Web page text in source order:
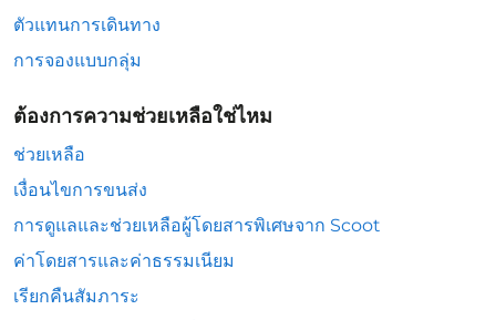
ตัวแทนการเดินทาง
การจองแบบกลุ่ม
ต้องการความช่วยเหลือใช่ไหม
ช่วยเหลือ
เงื่อนไขการขนส่ง
การดูแลและช่วยเหลือผู้โดยสารพิเศษจาก Scoot
ค่าโดยสารและค่าธรรมเนียม
เรียกคืนสัมภาระ